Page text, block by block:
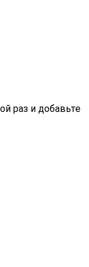
раз и добавьте